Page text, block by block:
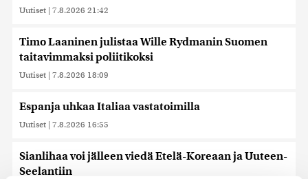
Uutiset | 7.8.2026 21:42
Timo Laaninen julistaa Wille Rydmanin Suomen
taitavimmaksi poliitikoksi
Uutiset | 7.8.2026 18:09
Espanja uhkaa Italiaa vastatoimilla
Uutiset | 7.8.2026 16:55
Sianlihaa voi jälleen viedä Etelä-Koreaan ja Uuteen-
Seelantiin